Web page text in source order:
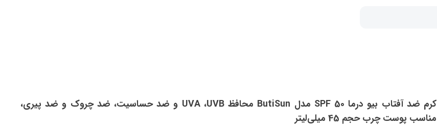
کرم ضد آفتاب بیو درما SPF 50 مدل ButiSun ‌محافظ UVA ،UVB و ضد حساسیت، ضد چروک و ضد پیری،
مناسب پوست‌ چرب حجم 45 میلی‌لیتر